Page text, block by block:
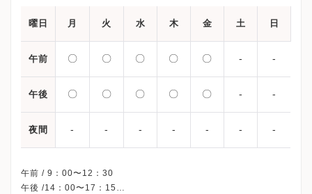
曜日 月 火 水 木 金 土 日
午前 〇 〇 〇 〇 〇 - -
午後 〇 〇 〇 〇 〇 - -
夜間 - - - - - - -
午前 / 9：00〜12：30
午後 /14：00〜17：15